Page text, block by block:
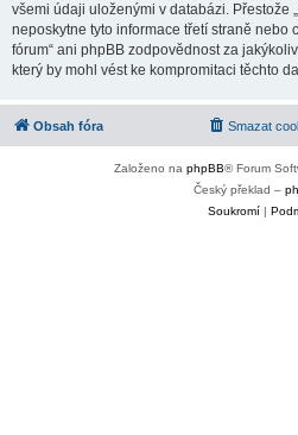
všemi údaji uloženými v databázi. Přestože
neposkytne tyto informace třetí straně nebo
fórum“ ani phpBB zodpovědnost za
který by mohl vést ke kompromitaci těchto
Obsah fóra Smazat
Založeno na phpBB® Forum
Český překlad –
Soukromí|